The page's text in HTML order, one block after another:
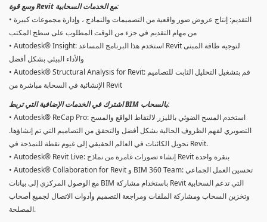
وسع قوة Revit مع الخدمات السحابية:
• التقديم: إنتاج عروض صور واقعية من التصميمات والنماذج ، وإدارة مجموعات كبيرة
من مهام التقديم في جزء من الوقت المطلوب على سطح المكتب
• Autodesk® Insight: استخدم هذا البرنامج المساعد Revit لتوجيه طاقة المبنى
والأداء البيئي بشكل أفضل
• Autodesk® Structural Analysis for Revit: قم بتشغيل التحليل الثابت للتصاميم
الإنشائية في السحابة مباشرة من Revit
اشترك في الخدمات الإضافية التي تربط BIM بالسحاب:
• Autodesk® ReCap Pro: استخدم المسح الضوئي بالليزر لالتقاط الواقع والمسح
التصويري لفهم الظروف الحالية بشكل أفضل والتحقق من التصاميم التي تم إنشاؤها.
تحويل الكائنات في العالم الحقيقي إلى غيوم نقطة للنمذجة في Revit.
• Autodesk® Revit Live: إنشاء تصورات غامرة من نماذج Revit بنقرة واحدة
• Autodesk® Collaboration for Revit و BIM 360 Team: تحسين العمل الجماعي
مع الوصول المركزي إلى بيانات BIM باستخدام مشاركة Revit التي تدعم السحابية
وتخزين السحاب ومشاركة الملفات ومراجعة التصميم وأدوات الاتصال لجميع أصحاب
المصلحة.